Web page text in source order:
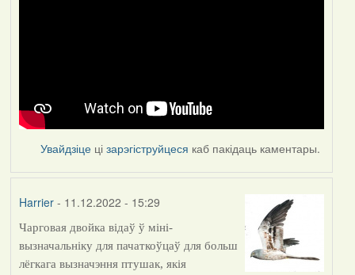
Увайдзіце цізарэгіструйцеся каб пакідаць каментары.
Harrier- 11.12.2022 - 15:29
Чарговая двойка відаў ў міні-
вызначальніку для пачаткоўцаў для больш
лёгкага вызначэння птушак, якія